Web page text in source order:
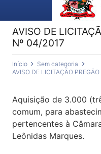
AVISO DE
Nº 04/2017
Início
Sem categoria
AVISO DE LICITAÇÃO
Aquisição de 3.000
comum, para
pertencentes à
Leônidas Marques.